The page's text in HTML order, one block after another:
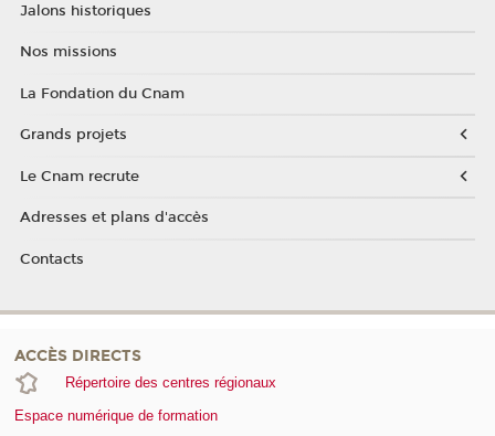
Jalons historiques
Nos missions
La Fondation du Cnam
Grands projets
Le Cnam recrute
Adresses et plans d'accès
Contacts
ACCÈS DIRECTS
Répertoire des centres régionaux
Espace numérique de formation